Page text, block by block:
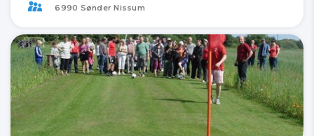
6990 Sønder Nissum